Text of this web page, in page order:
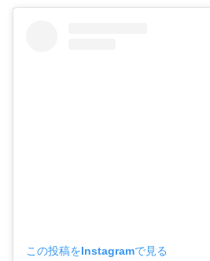
この投稿をInstagramで見る